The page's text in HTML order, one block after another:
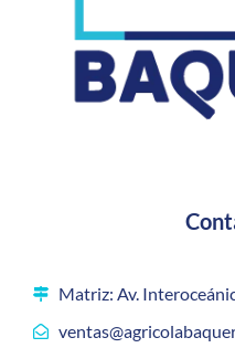
Matriz: Av.